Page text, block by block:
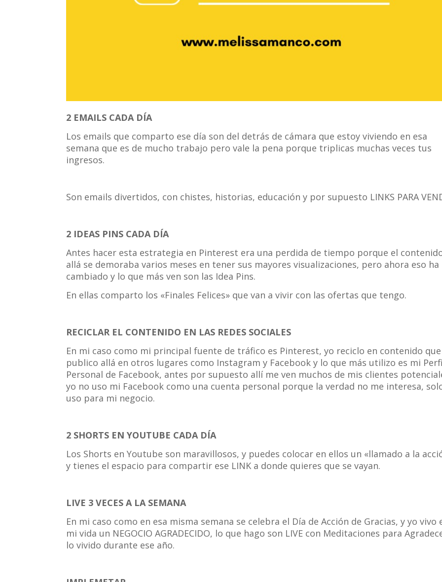
2 EMAILS CADA DÍA
Los emails que comparto ese día son del detrás de cámara que estoy viviendo en esa
semana que es de mucho trabajo pero vale la pena porque triplicas muchas veces tus
ingresos.
Son emails divertidos, con chistes, historias, educación y por supuesto LINKS PARA
2 IDEAS PINS CADA DÍA
Antes hacer esta estrategia en Pinterest era una perdida de tiempo porque el
allá se demoraba varios meses en tener sus mayores visualizaciones, pero ahora eso ha
cambiado y lo que más ven son las Idea Pins.
En ellas comparto los «Finales Felices» que van a vivir con las ofertas que tengo.
RECICLAR EL CONTENIDO EN LAS REDES SOCIALES
En mi caso como mi principal fuente de tráfico es Pinterest, yo reciclo en contenido que
publico allá en otros lugares como Instagram y Facebook y lo que más utilizo es mi
Personal de Facebook, antes por supuesto allí me ven muchos de mis clientes
yo no uso mi Facebook como una cuenta personal porque la verdad no me interesa,
uso para mi negocio.
2 SHORTS EN YOUTUBE CADA DÍA
Los Shorts en Youtube son maravillosos, y puedes colocar en ellos un «llamado a la
y tienes el espacio para compartir ese LINK a donde quieres que se vayan.
LIVE 3 VECES A LA SEMANA
En mi caso como en esa misma semana se celebra el Día de Acción de Gracias, y yo vivo
mi vida un NEGOCIO AGRADECIDO, lo que hago son LIVE con Meditaciones para
lo vivido durante ese año.